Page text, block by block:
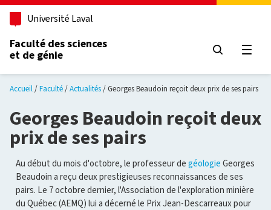
Aller au contenu principal
Université Laval
Faculté des sciences
et de génie
Accueil Faculté Actualités Georges Beaudoin reçoit deux prix de ses pairs
Georges Beaudoin reçoit deux
prix de ses pairs
Au début du mois d'octobre, le professeur de géologie Georges
Beaudoin a reçu deux prestigieuses reconnaissances de ses
pairs. Le 7 octobre dernier, l'Association de l'exploration minière
du Québec (AEMQ) lui a décerné le Prix Jean-Descarreaux pour